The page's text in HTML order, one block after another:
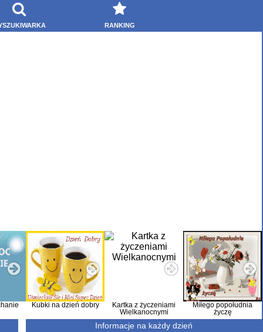
RANKING
Kubki na dzień dobry
Kartka z życzeniami
Wielkanocnymi
Miłego popołudnia
życzę
Informacje na każdy dzień